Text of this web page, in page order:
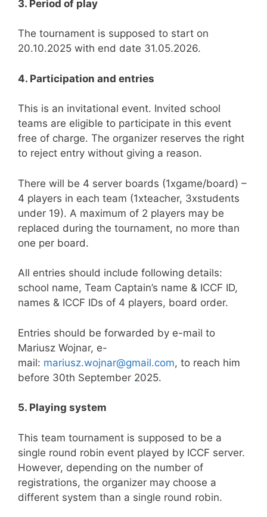
3. Period of play
The tournament is supposed to start on
20.10.2025 with end date 31.05.2026.
4. Participation and entries
This is an invitational event. Invited school
teams are eligible to participate in this event
free of charge. The organizer reserves the right
to reject entry without giving a reason.
There will be 4 server boards (1xgame/board) –
4 players in each team (1xteacher, 3xstudents
under 19). A maximum of 2 players may be
replaced during the tournament, no more than
one per board.
All entries should include following details:
school name, Team Captain’s name & ICCF ID,
names & ICCF IDs of 4 players, board order.
Entries should be forwarded by e-mail to
Mariusz Wojnar, e-
mail: mariusz.wojnar@gmail.com, to reach him
before 30th September 2025.
5. Playing system
This team tournament is supposed to be a
single round robin event played by ICCF server.
However, depending on the number of
registrations, the organizer may choose a
different system than a single round robin.